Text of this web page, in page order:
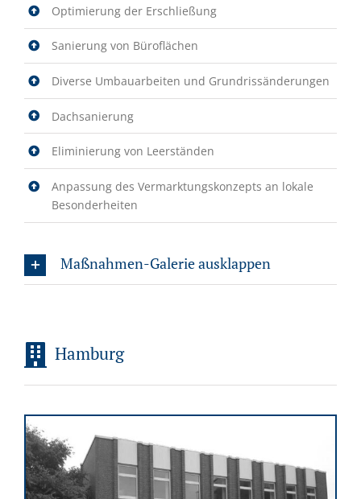
Optimierung der Erschließung
Sanierung von Büroflächen
Diverse Umbauarbeiten und Grundrissänderungen
Dachsanierung
Eliminierung von Leerständen
Anpassung des Vermarktungskonzepts an lokale
Besonderheiten
Maßnahmen-Galerie ausklappen
Hamburg